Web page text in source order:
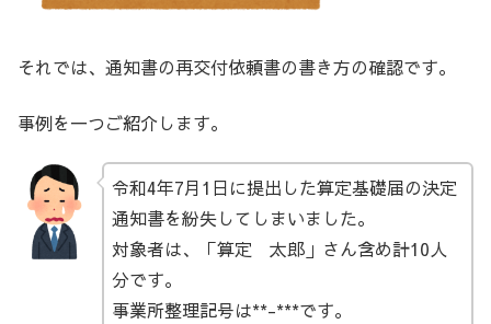
それでは、通知書の再交付依頼書の書き方の確認です。
事例を一つご紹介します。
令和4年7月1日に提出した算定基礎届の決定
通知書を紛失してしまいました。
対象者は、「算定 太郎」さん含め計10人
分です。
事業所整理記号は**-***です。